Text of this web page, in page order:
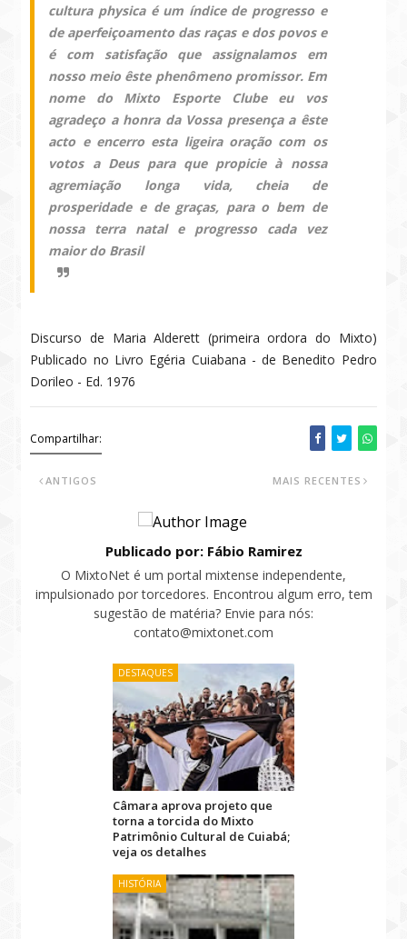
cultura physica é um índice de progresso e
de aperfeiçoamento das raças e dos povos e
é com satisfação que assignalamos em
nosso meio êste phenômeno promissor. Em
nome do Mixto Esporte Clube eu vos
agradeço a honra da Vossa presença a êste
acto e encerro esta ligeira oração com os
votos a Deus para que propicie à nossa
agremiação longa vida, cheia de
prosperidade e de graças, para o bem de
nossa terra natal e progresso cada vez
maior do Brasil
Discurso de Maria Alderett (primeira ordora do Mixto)
Publicado no Livro Egéria Cuiabana - de Benedito Pedro
Dorileo - Ed. 1976
Compartilhar:
MAIS RECENTES
ANTIGOS
Publicado por: Fábio Ramirez
O MixtoNet é um portal mixtense independente,
impulsionado por torcedores. Encontrou algum erro, tem
sugestão de matéria? Envie para nós:
contato@mixtonet.com
DESTAQUES
Câmara aprova projeto que
torna a torcida do Mixto
Patrimônio Cultural de Cuiabá;
veja os detalhes
HISTÓRIA